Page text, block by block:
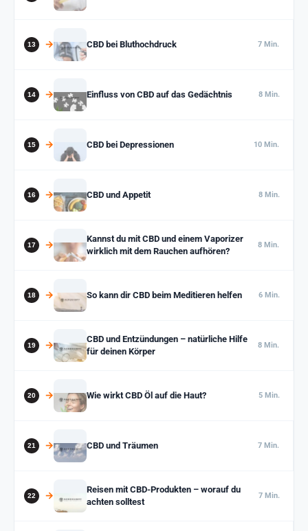
CBD bei Bluthochdruck 7 Min.
Einfluss von CBD auf das Gedächtnis 8 Min.
CBD bei Depressionen 10 Min.
CBD und Appetit 8 Min.
Kannst du mit CBD und einem Vaporizer
wirklich mit dem Rauchen aufhören?
8 Min.
So kann dir CBD beim Meditieren helfen 6 Min.
CBD und Entzündungen – natürliche Hilfe
für deinen Körper
8 Min.
Wie wirkt CBD Öl auf die Haut? 5 Min.
CBD und Träumen 7 Min.
Reisen mit CBD-Produkten – worauf du
achten solltest
7 Min.